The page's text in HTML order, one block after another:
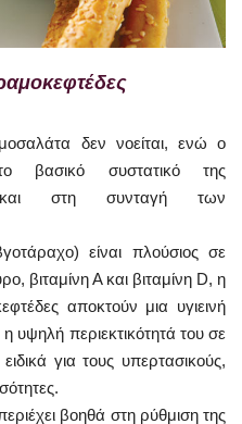
δεν νοείται, ενώ ο
βασικό συστατικό της
και στη συνταγή των
είναι πλούσιος σε
βιταμίνη Α και βιταμίνη D, η
αποκτούν μια υγιεινή
περιεκτικότητά του σε
για τους υπερτασικούς,
βοηθά στη ρύθμιση της